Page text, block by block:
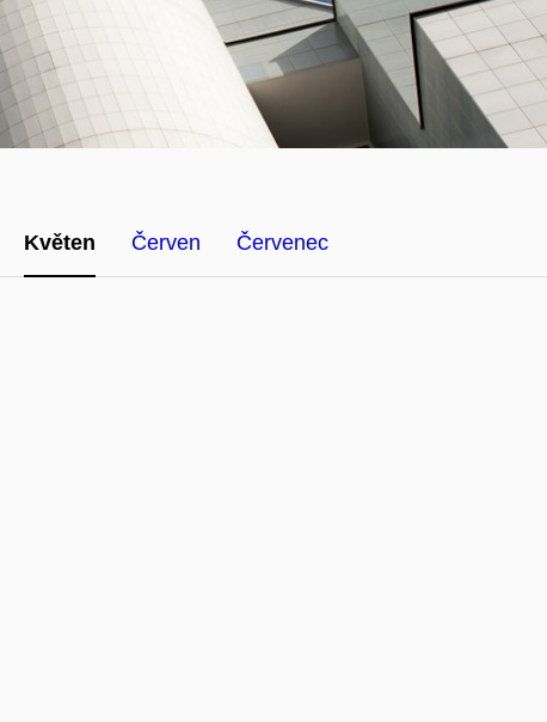
Květen Červen Červenec